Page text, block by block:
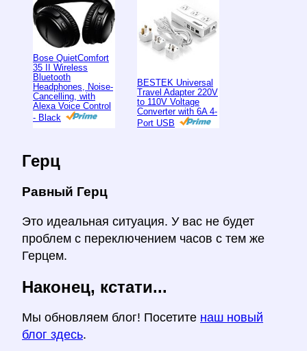
Bose QuietComfort
35 II Wireless
Bluetooth
Headphones, Noise-
Cancelling, with
Alexa Voice Control
- Black
BESTEK Universal
Travel Adapter 220V
to 110V Voltage
Converter with 6A 4-
Port USB
Герц
Равный Герц
Это идеальная ситуация. У вас не будет
проблем с переключением часов с тем же
Герцем.
Наконец, кстати...
Мы обновляем блог! Посетите наш новый
блог здесь.